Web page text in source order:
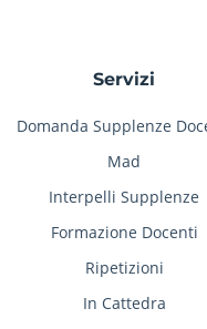
Servizi
Domanda Supplenze
Mad
Interpelli Supplenze
Formazione Docenti
Ripetizioni
In Cattedra